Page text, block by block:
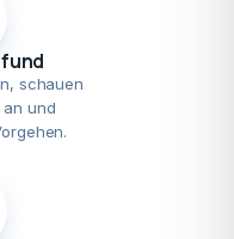
schauen
an und